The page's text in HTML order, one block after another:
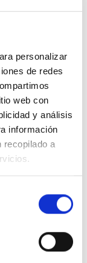
personalizar
de redes
web con
y análisis
información
recopilado a